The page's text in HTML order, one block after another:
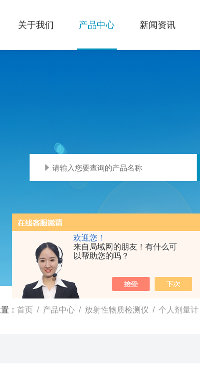
欢迎您！
来自局域网的朋友！有什么可
以帮助您的吗？
关于我们 产品中心 新闻资讯
： 首页 / 产品中心 / 放射性物质检测仪 / 个人剂量计